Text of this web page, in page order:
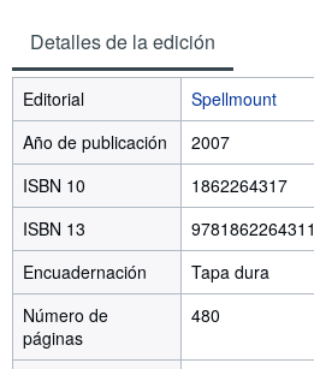
Detalles de la edición
Editorial
Spellmount
Año de publicación
2007
ISBN 10
1862264317
ISBN 13
9781862264311
Encuadernación
Tapa dura
Número de
páginas
480